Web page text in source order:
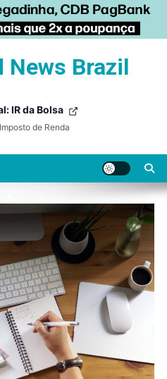
News Brazil
IR da Bolsa
de Renda